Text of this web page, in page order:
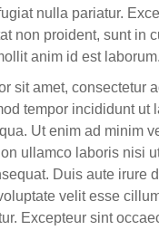
nulla pariatur.
non proident, sunt in
anim id est laborum.
sit amet, consectetur
tempor incididunt ut
Ut enim ad minim
ullamco laboris nisi
Duis aute irure
velit esse
Excepteur sint